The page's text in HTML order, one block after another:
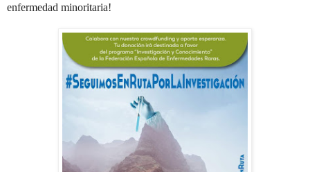
enfermedad minoritaria!